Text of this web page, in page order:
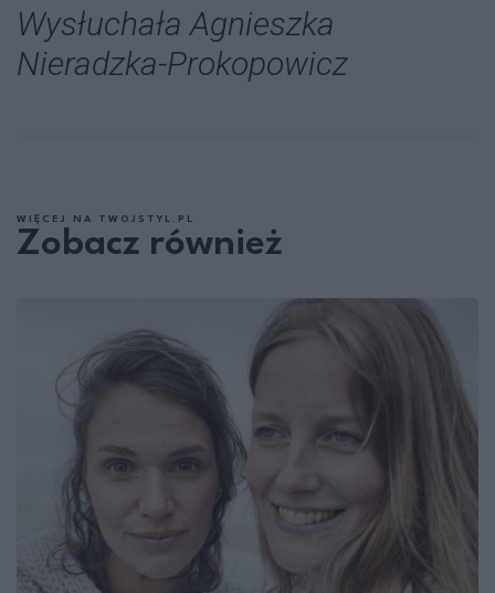
Wysłuchała Agnieszka
Nieradzka-Prokopowicz
WIĘCEJ NA TWOJSTYL.PL
Zobacz również